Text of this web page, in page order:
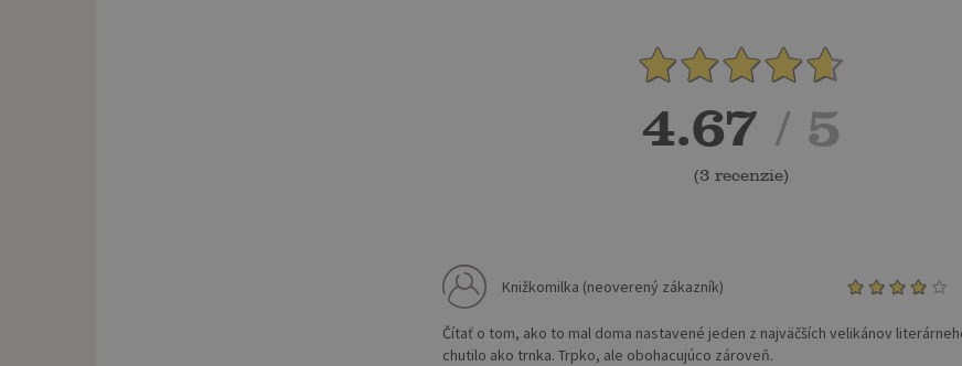
4.67 / 5
(3 recenzie)
Knižkomilka (neoverený zákazník)
Čítať o tom, ako to mal doma nastavené jeden z najväčších velikánov
chutilo ako trnka. Trpko, ale obohacujúco zároveň.